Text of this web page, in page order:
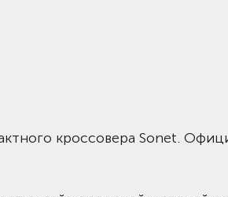
кроссовера Sonet.